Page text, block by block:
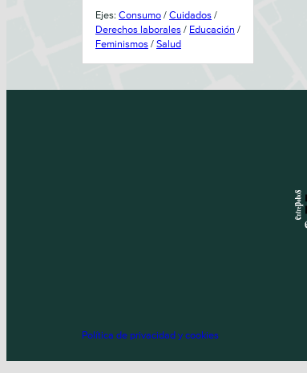
Ejes: Consumo/Cuidados/
Derechos laborales/ Educación /
Feminismos/Salud
Política de privacidad y cookies